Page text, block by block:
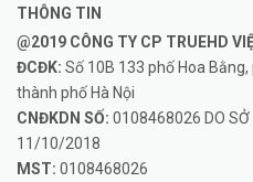
THÔNG TIN
@2019 CÔNG TY CP TRUEHD
ĐCĐK: Số 10B 133 phố Hoa
thành phố Hà Nội
CNĐKDN SỐ: 0108468026 DO SỞ
11/10/2018
MST: 0108468026